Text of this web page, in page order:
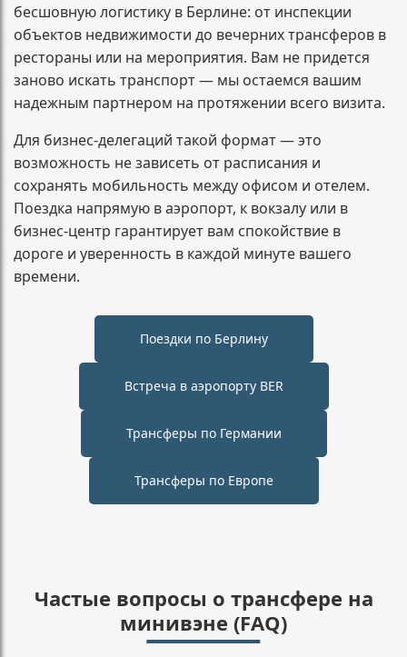
бесшовную логистику в Берлине: от инспекции
объектов недвижимости до вечерних трансферов в
рестораны или на мероприятия. Вам не придется
заново искать транспорт — мы остаемся вашим
надежным партнером на протяжении всего визита.
Для бизнес-делегаций такой формат — это
возможность не зависеть от расписания и
сохранять мобильность между офисом и отелем.
Поездка напрямую в аэропорт, к вокзалу или в
бизнес-центр гарантирует вам спокойствие в
дороге и уверенность в каждой минуте вашего
времени.
Поездки по Берлину
Встреча в аэропорту BER
Трансферы по Германии
Трансферы по Европе
Частые вопросы о трансфере на
минивэне (FAQ)